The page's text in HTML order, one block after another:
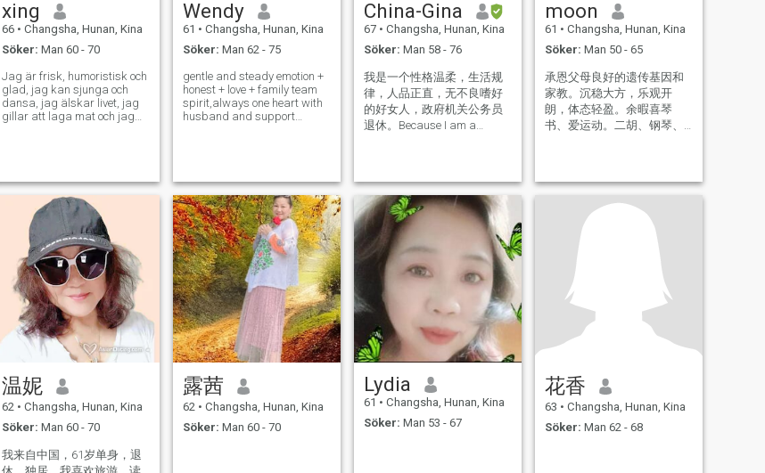
xing
66 • Changsha, Hunan, Kina
Söker: Man 60 - 70
Jag är frisk, humoristisk och
glad, jag kan sjunga och
dansa, jag älskar livet, jag
gillar att laga mat och jag
livskvalitet, och jag hoppas
att min partner accepterar
min livsstil och att vi kan
njuta av livet tillsammans,
vara tillsammans och leva
tillsammans tills vi blir äldre.
Wendy
61 • Changsha, Hunan, Kina
Söker: Man 62 - 75
gentle and steady emotion +
honest + love + family team
spirit,always one heart with
husband and support
China-Gina
67 • Changsha, Hunan, Kina
Söker: Man 58 - 76
我是一个性格温柔，生活规
律，人品正直，无不良嗜好
的好女人，政府机关公务员
退休。Because I am a
reply to your letter.
moon
61 • Changsha, Hunan, Kina
Söker: Man 50 - 65
承恩父母良好的遗传基因和
家教。沉稳大方，乐观开
朗，体态轻盈。余暇喜琴
书、爱运动。二胡、钢琴、
作。
温妮
62 • Changsha, Hunan, Kina
Söker: Man 60 - 70
我来自中国，61岁单身，退
露茜
62 • Changsha, Hunan, Kina
Söker: Man 60 - 70
Lydia
61 • Changsha, Hunan, Kina
Söker: Man 53 - 67
花香
63 • Changsha, Hunan, Kina
Söker: Man 62 - 68